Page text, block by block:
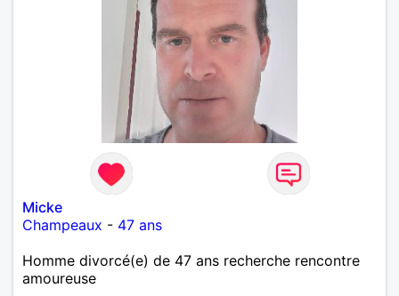
Micke
Champeaux - 47 ans
Homme divorcé(e) de 47 ans recherche rencontre
amoureuse